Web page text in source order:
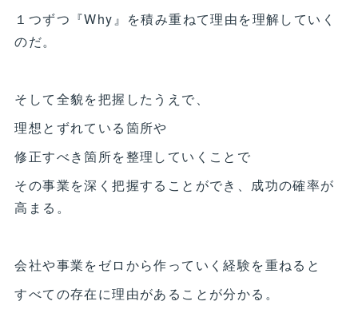
１つずつ『Why』を積み重ねて理由を理解していく
のだ。
そして全貌を把握したうえで、
理想とずれている箇所や
修正すべき箇所を整理していくことで
その事業を深く把握することができ、成功の確率が
高まる。
会社や事業をゼロから作っていく経験を重ねると
すべての存在に理由があることが分かる。